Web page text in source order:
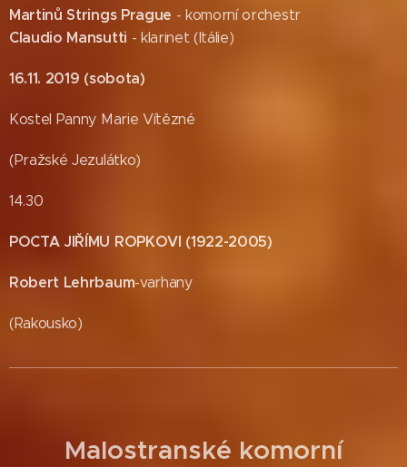
Martinů Strings Prague - komorní orchestr
Claudio Mansutti - klarinet (Itálie)
16.11. 2019 (sobota)
Kostel Panny Marie Vítězné
(Pražské Jezulátko)
14.30
POCTA JIŘÍMU ROPKOVI (1922-2005)
Robert Lehrbaum-varhany
(Rakousko)
Malostranské komorní